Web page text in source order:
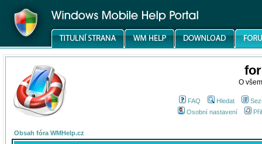
O
FAQ Hledat
Osobní nastavení
Obsah fóra WMHelp.cz